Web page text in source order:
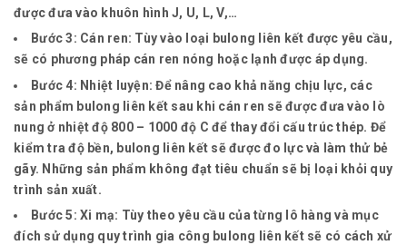
được đưa vào khuôn hình J, U, L, V,…
Bước 3: Cán ren: Tùy vào loại bulong liên kết được yêu cầu,
sẽ có phương pháp cán ren nóng hoặc lạnh được áp dụng.
Bước 4: Nhiệt luyện:Để nâng cao khả năng chịu lực, các
sản phẩm bulong liên kết sau khi cán ren sẽ được đưa vào lò
nung ở nhiệt độ 800 – 1000 độ C để thay đổi cấu trúc thép. Để
kiểm tra độ bền, bulong liên kết sẽ được đo lực và làm thử bẻ
gãy. Những sản phẩm không đạt tiêu chuẩn sẽ bị loại khỏi quy
trình sản xuất.
Bước 5: Xi mạ: Tùy theo yêu cầu của từng lô hàng và mục
đích sử dụng quy trình gia công bulong liên kết sẽ có cách xử